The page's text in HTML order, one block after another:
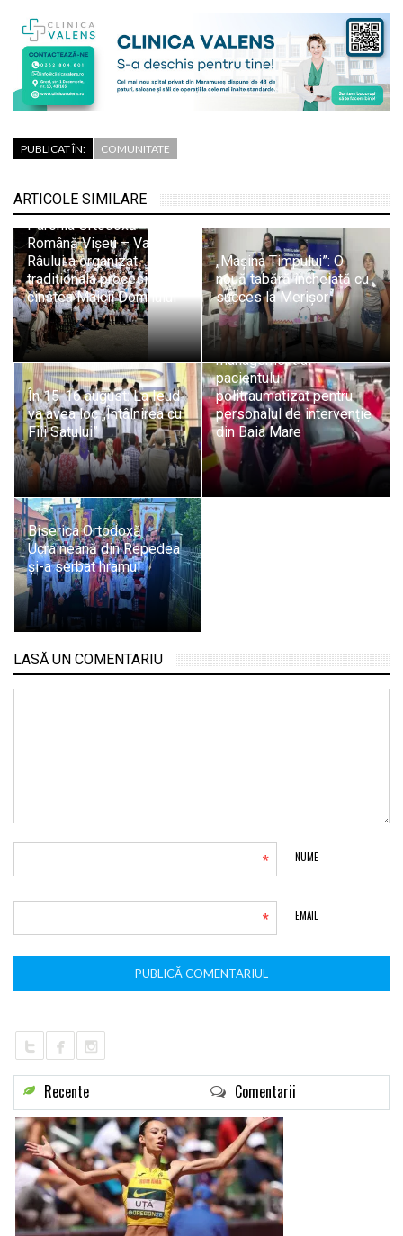
PUBLICAT ÎN: COMUNITATE
ARTICOLE SIMILARE
Parohia Ortodoxă
Română Vișeu – Valea
Râului a organizat
tradiționala procesiune în
cinstea Maicii Domnului
„Mașina Timpului”: O
nouă tabără încheiată cu
succes la Merișor
În 15-16 august: La Ieud
va avea loc „Întâlnirea cu
Fiii Satului”
Curs avansat de
management al
pacientului
politraumatizat pentru
personalul de intervenție
din Baia Mare
Biserica Ortodoxă
Ucraineană din Repedea
și-a serbat hramul
LASĂ UN COMENTARIU
NUME
*
EMAIL
*
Recente Comentarii